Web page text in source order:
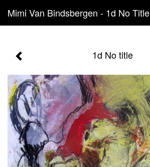
Mimi Van Bindsbergen - 1d No Title
1d No title